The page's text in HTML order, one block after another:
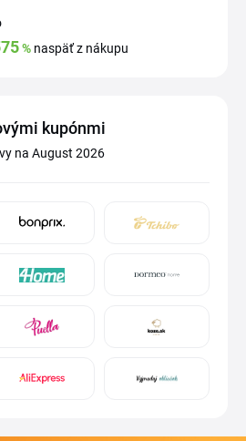
% naspäť z nákupu
kupónmi
na August 2026